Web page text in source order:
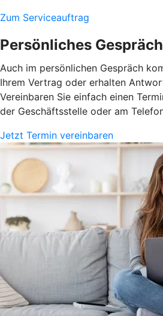
Zum Serviceauftrag
Persönliches Gespräch
Auch im persönlichen Gespräch
Ihrem Vertrag oder erhalten
Vereinbaren Sie einfach einen
der Geschäftsstelle oder am
Jetzt Termin vereinbaren